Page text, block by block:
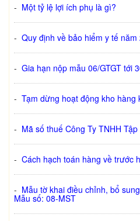
- Một tỷ lệ lợi ích phụ là gì?
- Quy định về bảo hiểm y tế
- Gia hạn nộp mẫu 06/GTGT tới
- Tạm dừng hoạt động kho hàng
- Mã số thuế Công Ty TNHH
- Cách hạch toán hàng về trước
- Mẫu tờ khai điều chỉnh, bổ
Mẫu số: 08-MST